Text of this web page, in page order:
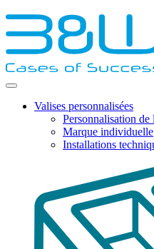
Valises personnalisées
Personnalisation de
Marque individuelle
Installations